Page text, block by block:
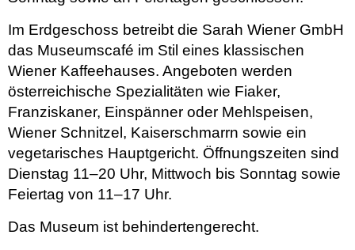
Im Erdgeschoss betreibt die Sarah Wiener GmbH
das Museumscafé im Stil eines klassischen
Wiener Kaffeehauses. Angeboten werden
österreichische Spezialitäten wie Fiaker,
Franziskaner, Einspänner oder Mehlspeisen,
Wiener Schnitzel, Kaiserschmarrn sowie ein
vegetarisches Hauptgericht. Öffnungszeiten sind
Dienstag 11–20 Uhr, Mittwoch bis Sonntag sowie
Feiertag von 11–17 Uhr.
Das Museum ist behindertengerecht.